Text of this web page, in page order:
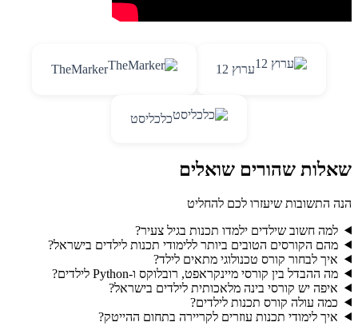
ערוץ 12 TheMarker
כלכליסט
שאלות שהורים שואלים
הנה התשובות שיעזרו לכם להחליט
למה חשוב שילדים ילמדו תכנות בגיל צעיר?
מהם הקורסים הטובים ביותר ללימודי תכנות לילדים בישראל?
איך לבחור קורס טכנולוגי מתאים לילד?
מה ההבדל בין קורסי מיינקראפט, רובלוקס ו-Python לילדים?
איפה יש קורסי בינה מלאכותית לילדים בישראל?
כמה עולה קורס תכנות לילדים?
איך לימודי תכנות עוזרים לקריירה בתחום ההייטק?